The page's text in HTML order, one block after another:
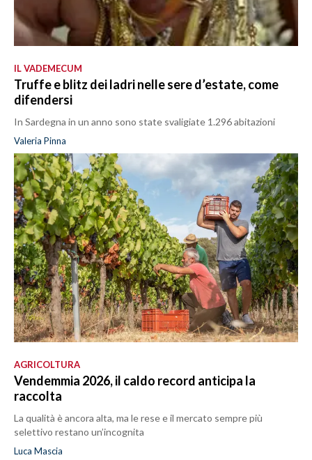
IL VADEMECUM
Truffe e blitz dei ladri nelle sere d’estate, come
difendersi
In Sardegna in un anno sono state svaligiate 1.296 abitazioni
Valeria Pinna
AGRICOLTURA
Vendemmia 2026, il caldo record anticipa la
raccolta
La qualità è ancora alta, ma le rese e il mercato sempre più
selettivo restano un’incognita
Luca Mascia